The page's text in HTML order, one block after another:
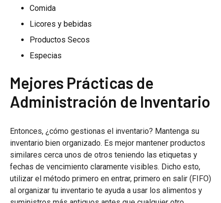
Comida
Licores y bebidas
Productos Secos
Especias
Mejores Prácticas de
Administración de Inventario
Entonces, ¿cómo gestionas el inventario? Mantenga su
inventario bien organizado. Es mejor mantener productos
similares cerca unos de otros teniendo las etiquetas y
fechas de vencimiento claramente visibles. Dicho esto,
utilizar el método primero en entrar, primero en salir (FIFO)
al organizar tu inventario te ayuda a usar los alimentos y